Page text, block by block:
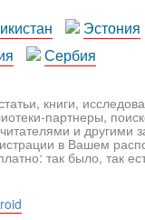
Эстония
Сербия
книги,
партнеры,
и другими
в Вашем
так было, так